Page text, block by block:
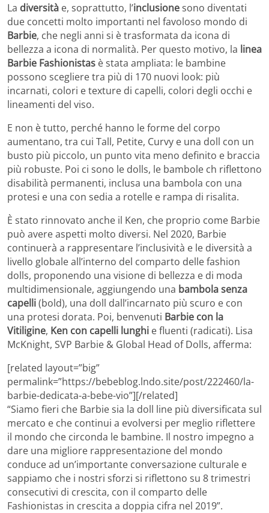
La diversità e, soprattutto, l’inclusionesono diventati
due concetti molto importanti nel favoloso mondo di
Barbie, che negli anni si è trasformata da icona di
bellezza a icona di normalità. Per questo motivo, la linea
Barbie Fashionistas è stata ampliata: le bambine
possono scegliere tra più di 170 nuovi look: più
incarnati, colori e texture di capelli, colori degli occhi e
lineamenti del viso.
E non è tutto, perché hanno le forme del corpo
aumentano, tra cui Tall, Petite, Curvy e una doll con un
busto più piccolo, un punto vita meno definito e braccia
più robuste. Poi ci sono le dolls, le bambole ch riflettono
disabilità permanenti, inclusa una bambola con una
protesi e una con sedia a rotelle e rampa di risalita.
È stato rinnovato anche il Ken, che proprio come Barbie
può avere aspetti molto diversi. Nel 2020, Barbie
continuerà a rappresentare l’inclusività e le diversità a
livello globale all’interno del comparto delle fashion
dolls, proponendo una visione di bellezza e di moda
multidimensionale, aggiungendo una bambola senza
capelli(bold), una doll dall’incarnato più scuro e con
una protesi dorata. Poi, benvenuti Barbie con la
Vitiligine, Ken con capelli lunghi e fluenti (radicati). Lisa
McKnight, SVP Barbie & Global Head of Dolls, afferma:
[related layout=”big”
permalink=”https://bebeblog.lndo.site/post/222460/la-
barbie-dedicata-a-bebe-vio”][/related]
“Siamo fieri che Barbie sia la doll line più diversificata sul
mercato e che continui a evolversi per meglio riflettere
il mondo che circonda le bambine. Il nostro impegno a
dare una migliore rappresentazione del mondo
conduce ad un’importante conversazione culturale e
sappiamo che i nostri sforzi si riflettono su 8 trimestri
consecutivi di crescita, con il comparto delle
Fashionistas in crescita a doppia cifra nel 2019”.